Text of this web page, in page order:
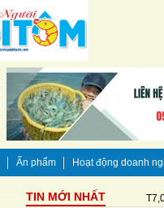
Ấn phẩm Hoạt động doanh
TIN MỚI NHẤT